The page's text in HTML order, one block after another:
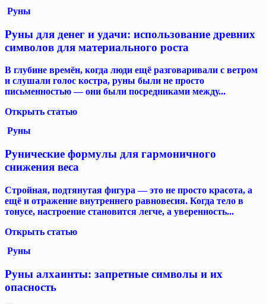
Руны
Руны для денег и удачи: использование древних
символов для материального роста
В глубине времён, когда люди ещё разговаривали с ветром
и слушали голос костра, руны были не просто
письменностью — они были посредниками между...
Открыть статью
Руны
Рунические формулы для гармоничного
снижения веса
Стройная, подтянутая фигура — это не просто красота, а
ещё и отражение внутреннего равновесия. Когда тело в
тонусе, настроение становится легче, а уверенность...
Открыть статью
Руны
Руны алхаинты: запретные символы и их
опасность